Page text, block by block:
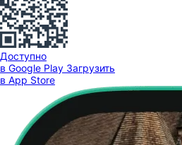
Доступно
в Google Play Загрузить
в App Store